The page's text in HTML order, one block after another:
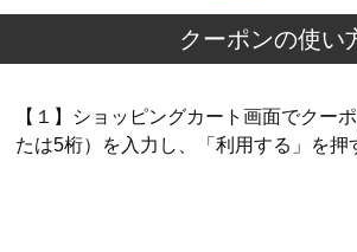
クーポンの使い
【１】ショッピングカート画面でクー
たは5桁）を入力し、「利用する」を押